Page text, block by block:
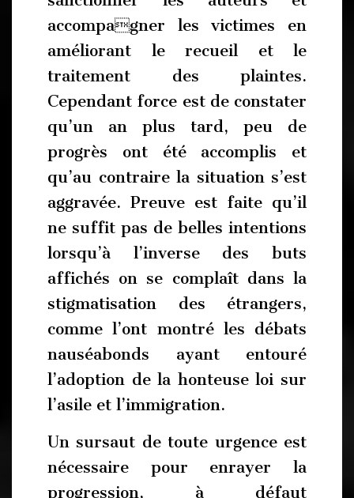
accompagner les victimes en
améliorant le recueil et le
traitement des plaintes.
Cependant force est de constater
qu’un an plus tard, peu de
progrès ont été accomplis et
qu’au contraire la situation s’est
aggravée. Preuve est faite qu’il
ne suffit pas de belles intentions
lorsqu’à l’inverse des buts
affichés on se complaît dans la
stigmatisation des étrangers,
comme l’ont montré les débats
nauséabonds ayant entouré
l’adoption de la honteuse loi sur
l’asile et l’immigration.
Un sursaut de toute urgence est
nécessaire pour enrayer la
progression, à défaut